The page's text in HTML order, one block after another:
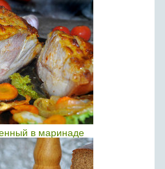
в маринаде